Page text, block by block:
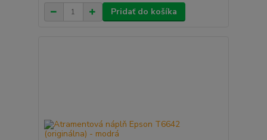
Pridať do košíka